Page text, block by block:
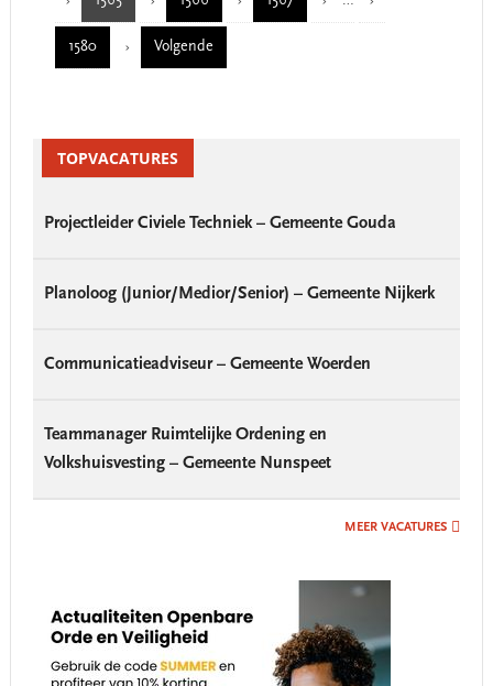
Page Page Page
pages
Page
1580 Volgende
Primary
Sidebar
TOPVACATURES
Projectleider Civiele Techniek – Gemeente Gouda
Planoloog (Junior/Medior/Senior) – Gemeente Nijkerk
Communicatieadviseur – Gemeente Woerden
Teammanager Ruimtelijke Ordening en
Volkshuisvesting – Gemeente Nunspeet
MEER VACATURES